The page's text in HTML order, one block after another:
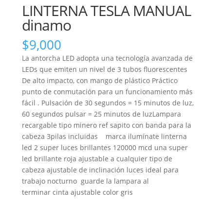
LINTERNA TESLA MANUAL
dinamo
$9,000
La antorcha LED adopta una tecnología avanzada de
LEDs que emiten un nivel de 3 tubos fluorescentes
De alto impacto, con mango de plástico Práctico
punto de conmutación para un funcionamiento más
fácil . Pulsación de 30 segundos = 15 minutos de luz,
60 segundos pulsar = 25 minutos de luzLampara
recargable tipo minero ref sapito con banda para la
cabeza 3pilas incluidas marca ilumínate linterna
led 2 super luces brillantes 120000 mcd una super
led brillante roja ajustable a cualquier tipo de
cabeza ajustable de inclinación luces ideal para
trabajo nocturno guarde la lampara al
terminar cinta ajustable color gris